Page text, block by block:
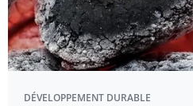
DÉVELOPPEMENT DURABLE